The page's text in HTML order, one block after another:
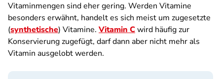
Vitaminmengen sind eher gering. Werden Vitamine
besonders erwähnt, handelt es sich meist um zugesetzte
(synthetische) Vitamine. Vitamin Cwird häufig zur
Konservierung zugefügt, darf dann aber nicht mehr als
Vitamin ausgelobt werden.